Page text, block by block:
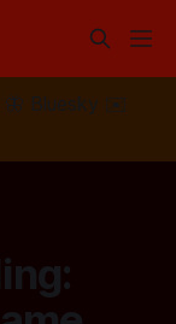
🦋 Bluesky
✉️